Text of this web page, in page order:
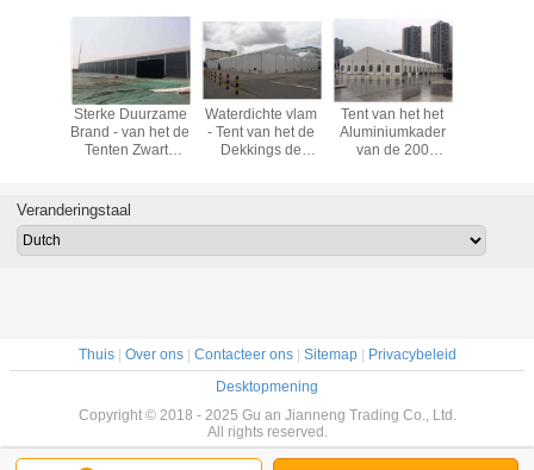
Sterke Duurzame
Brand - van het de
Tenten Zwarte
het Kader
Industriële Tent
Waterdichte vlam
- Tent van het de
Dekkings de
Tent van het het
Aluminiumkader
van de 200
Kerk of Andere
Veranderingstaal
Thuis| Over ons| Contacteer ons| Sitemap|
Privacybeleid
Desktopmening
Copyright © 2018 - 2025 Gu an Jianneng Trading Co., Ltd.
All rights reserved.